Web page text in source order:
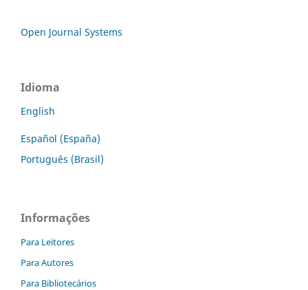
Open Journal Systems
Idioma
English
Español (España)
Português (Brasil)
Informações
Para Leitores
Para Autores
Para Bibliotecários